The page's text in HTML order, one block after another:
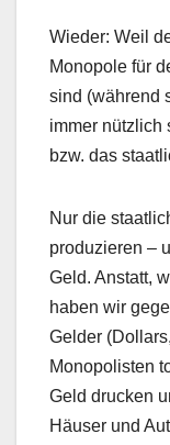
Wieder: Weil
Monopole für
sind (während
immer nützlich
bzw. das
Nur die
produzieren –
Geld. Anstatt,
haben wir
Gelder
Monopolisten
Geld drucken
Häuser und